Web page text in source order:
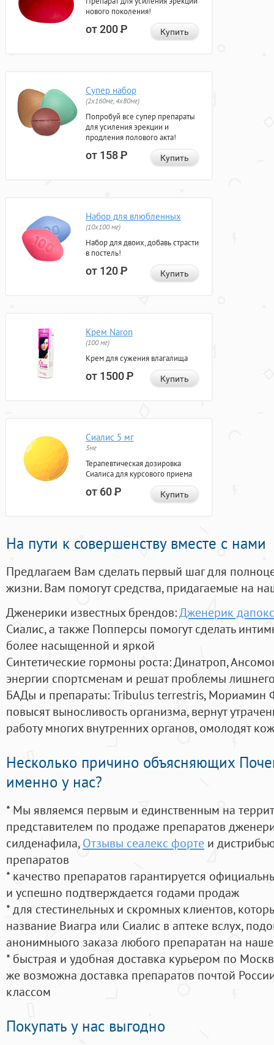
нового поколения!
от 200Р Купить
Супер набор
(2х160мг, 4х80мг)
Попробуй все супер препараты
для усиления эрекции и
продления полового акта!
от 158Р Купить
Набор для влюбленных
(10х100 мг)
Набор для двоих, добавь страсти
в постель!
от 120Р Купить
Крем Naron
(100 мг)
Крем для сужения влагалища
от 1500Р Купить
Сиалис 5 мг
5мг
Терапевтическая дозировка
Сиалиса для курсового приема
от 60Р Купить
На пути к совершенству вместе с нами
Предлагаем Вам сделать первый шаг для
жизни. Вам помогут средства, придагаемые на
Дженерики известных брендов:Дженерик
Сиалис, а также Попперсы помогут сделать
более насыщенной и яркой
Синтетические гормоны роста: Динатроп,
энергии спортсменам и решат проблемы
БАДы и препараты:Tribulus terrestris, Мориамин
повысят выносливость организма, вернут
работу многих внутренних органов, омолодят
Несколько причино объясняющих
именно у нас?
* Мы являемся первым и единственным на
представителем по продаже препаратов
силденафила, Отзывы сеалекс форте и
препаратов
* качество препаратов гарантируется
и успешно подтверждается годами продаж
* для стестинельных и скромных клиентов,
название Виагра или Сиалис в аптеке вслух,
анонимныого заказа любого препаратан на
* быстрая и удобная доставка курьером по
же возможна доставка препаратов почтой
классом
Покупать у нас выгодно